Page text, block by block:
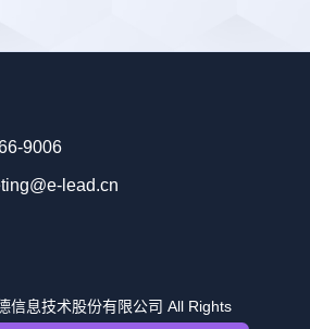
9006
lead.cn
信息技术股份有限公司 All Rights